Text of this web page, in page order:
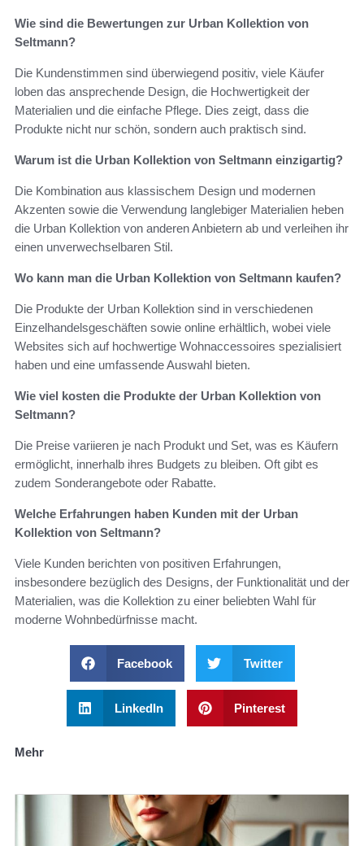
Wie sind die Bewertungen zur Urban Kollektion von
Seltmann?
Die Kundenstimmen sind überwiegend positiv, viele Käufer
loben das ansprechende Design, die Hochwertigkeit der
Materialien und die einfache Pflege. Dies zeigt, dass die
Produkte nicht nur schön, sondern auch praktisch sind.
Warum ist die Urban Kollektion von Seltmann einzigartig?
Die Kombination aus klassischem Design und modernen
Akzenten sowie die Verwendung langlebiger Materialien heben
die Urban Kollektion von anderen Anbietern ab und verleihen ihr
einen unverwechselbaren Stil.
Wo kann man die Urban Kollektion von Seltmann kaufen?
Die Produkte der Urban Kollektion sind in verschiedenen
Einzelhandelsgeschäften sowie online erhältlich, wobei viele
Websites sich auf hochwertige Wohnaccessoires spezialisiert
haben und eine umfassende Auswahl bieten.
Wie viel kosten die Produkte der Urban Kollektion von
Seltmann?
Die Preise variieren je nach Produkt und Set, was es Käufern
ermöglicht, innerhalb ihres Budgets zu bleiben. Oft gibt es
zudem Sonderangebote oder Rabatte.
Welche Erfahrungen haben Kunden mit der Urban
Kollektion von Seltmann?
Viele Kunden berichten von positiven Erfahrungen,
insbesondere bezüglich des Designs, der Funktionalität und der
Materialien, was die Kollektion zu einer beliebten Wahl für
moderne Wohnbedürfnisse macht.
Facebook Twitter
LinkedIn Pinterest
Mehr